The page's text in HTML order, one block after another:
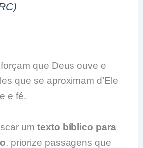
que Deus ouve e
que se aproximam d’Ele
e fé.
umtexto bíblico para
, priorize passagens que